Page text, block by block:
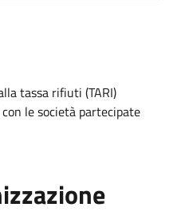
tassa rifiuti (TARI)
le società partecipate